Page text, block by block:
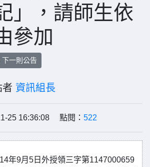
」，請師生依
參加
下一則公告
者 資訊組長
25 16:36:08 點閱： 522
年9月5日外授領三字第1147000659